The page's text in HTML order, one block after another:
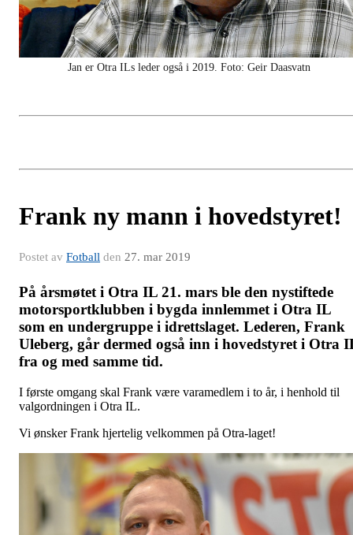
Jan er Otra ILs leder også i 2019. Foto: Geir Daasvatn
Frank ny mann i hovedstyret!
Postet av Fotball den 27. mar 2019
På årsmøtet i Otra IL 21. mars ble den nystiftede
motorsportklubben i bygda innlemmet i Otra IL
som en undergruppe i idrettslaget. Lederen, Frank
Uleberg, går dermed også inn i hovedstyret i Otra
fra og med samme tid.
I første omgang skal Frank være varamedlem i to år, i henhold til
valgordningen i Otra IL.
Vi ønsker Frank hjertelig velkommen på Otra-laget!